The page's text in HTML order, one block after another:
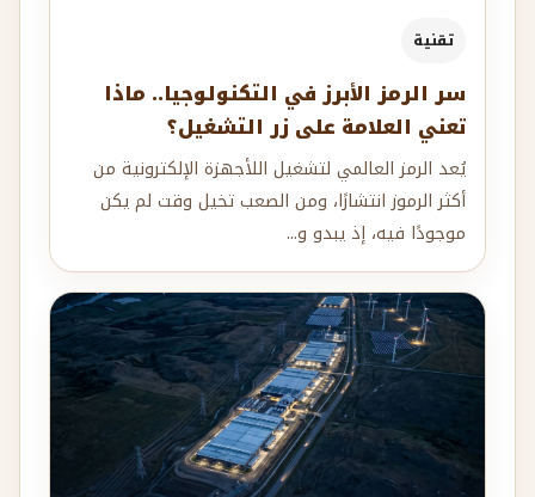
تقنية
سر الرمز الأبرز في التكنولوجيا.. ماذا
تعني العلامة على زر التشغيل؟
يُعد الرمز العالمي لتشغيل اللأجهزة الإلكترونية من
أكثر الرموز انتشارًا، ومن الصعب تخيل وقت لم يكن
موجودًا فيه، إذ يبدو و...